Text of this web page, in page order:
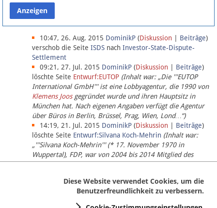
Datenschutz
Über Lobbypedia
Impressum
10:47, 26. Aug. 2015 DominikP (Diskussion Beiträge)
verschob die Seite ISDS nach Investor-State-Dispute-
Settlement
09:21, 27. Jul. 2015 DominikP (Diskussion Beiträge)
löschte Seite Entwurf:EUTOP (Inhalt war: „Die '''EUTOP
International GmbH''' ist eine Lobbyagentur, die 1990 von
Klemens Joosgegründet wurde und ihren Hauptsitz in
München hat. Nach eigenen Angaben verfügt die Agentur
über Büros in Berlin, Brüssel, Prag, Wien, Lond…“)
14:19, 21. Jul. 2015 DominikP (Diskussion Beiträge)
löschte Seite Entwurf:Silvana Koch-Mehrin (Inhalt war:
„'''Silvana Koch-Mehrin''' (* 17. November 1970 in
Wuppertal), FDP, war von 2004 bis 2014 Mitglied des
Europäischen Parlaments, seit November 2014 ist sie für
Diese Website verwendet Cookies, um die
Benutzerfreundlichkeit zu verbessern.